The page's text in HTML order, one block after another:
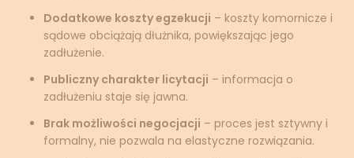
Dodatkowe koszty egzekucji – koszty komornicze i
sądowe obciążają dłużnika, powiększając jego
zadłużenie.
Publiczny charakter licytacji – informacja o
zadłużeniu staje się jawna.
Brak możliwości negocjacji – proces jest sztywny i
formalny, nie pozwala na elastyczne rozwiązania.